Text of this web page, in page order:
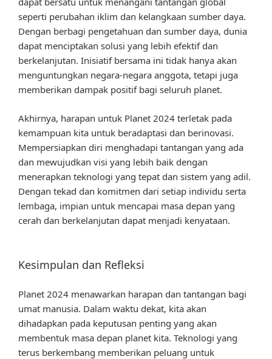
seperti perubahan iklim dan kelangkaan sumber daya.
Dengan berbagi pengetahuan dan sumber daya, dunia
dapat menciptakan solusi yang lebih efektif dan
berkelanjutan. Inisiatif bersama ini tidak hanya akan
menguntungkan negara-negara anggota, tetapi juga
memberikan dampak positif bagi seluruh planet.
Akhirnya, harapan untuk Planet 2024 terletak pada
kemampuan kita untuk beradaptasi dan berinovasi.
Mempersiapkan diri menghadapi tantangan yang ada
dan mewujudkan visi yang lebih baik dengan
menerapkan teknologi yang tepat dan sistem yang adil.
Dengan tekad dan komitmen dari setiap individu serta
lembaga, impian untuk mencapai masa depan yang
cerah dan berkelanjutan dapat menjadi kenyataan.
Kesimpulan dan Refleksi
Planet 2024 menawarkan harapan dan tantangan bagi
umat manusia. Dalam waktu dekat, kita akan
dihadapkan pada keputusan penting yang akan
membentuk masa depan planet kita. Teknologi yang
terus berkembang memberikan peluang untuk